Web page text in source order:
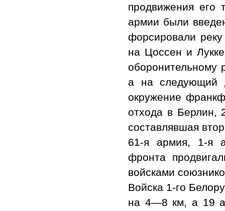
продвижения его
армии были
форсировали
на Цоссен и
оборонительному
а на следующий
окружение
отхода в Берлин,
составлявшая
61-я армия, 1-я
фронта
войсками
Войска 1-го
на 4—8 км, а 19